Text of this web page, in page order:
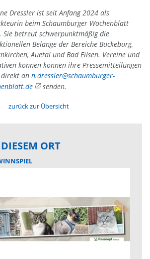
Dressler ist seit Anfang 2024 als
beim Schaumburger Wochenblatt
Sie betreut schwerpunktmäßig die
Belange der Bereiche Bückeburg,
Auetal und Bad Eilsen. Vereine und
können können ihre Pressemitteilungen
an n.dressler@schaumburger-
senden.
zurück zur Übersicht
ORT